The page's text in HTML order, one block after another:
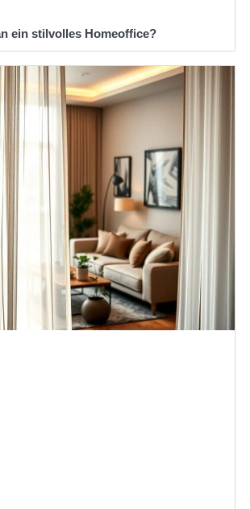
ein stilvolles Homeoffice?